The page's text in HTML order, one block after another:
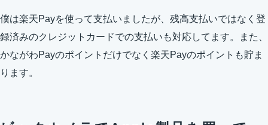
僕は楽天Payを使って支払いましたが、残高支払いではなく登
録済みのクレジットカードでの支払いも対応してます。また、
かながわPayのポイントだけでなく楽天Payのポイントも貯ま
ります。